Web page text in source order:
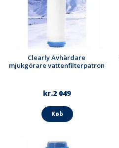
Clearly Avhärdare
mjukgörare vattenfilterpatron
kr.2 049
Køb